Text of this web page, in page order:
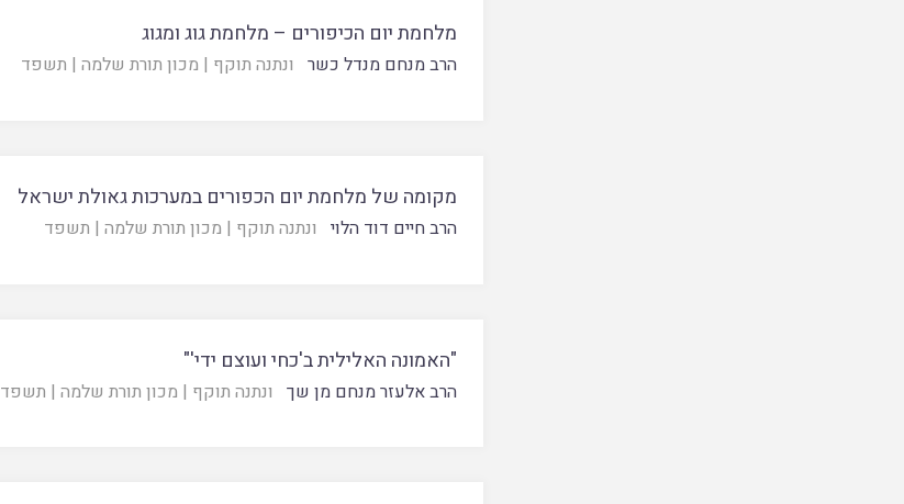
מלחמת יום הכיפורים – מלחמת גוג ומגוג
הרב מנחם מנדל כשר ונתנה תוקף | מכון תורת שלמה | תשפד
מקומה של מלחמת יום הכפורים במערכות גאולת ישראל
הרב חיים דוד הלוי ונתנה תוקף | מכון תורת שלמה | תשפד
"האמונה האלילית ב'כחי ועוצם ידי'"
הרב אלעזר מנחם מן שך ונתנה תוקף | מכון תורת שלמה | תשפד